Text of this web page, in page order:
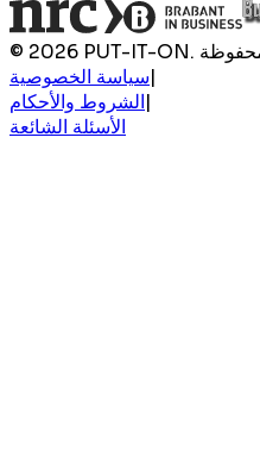
سياسة الخصوصية|
الشروط والأحكام|
الأسئلة الشائعة